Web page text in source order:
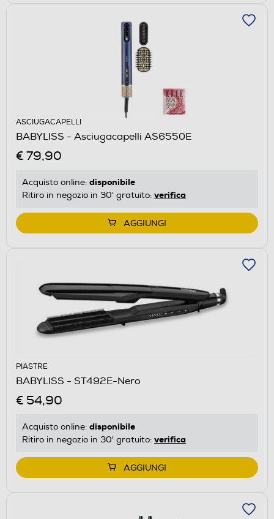
ASCIUGACAPELLI
BABYLISS - Asciugacapelli AS6550E
€ 79,90
Acquisto online: disponibile
Ritiro in negozio in 30' gratuito: verifica
AGGIUNGI
PIASTRE
BABYLISS - ST492E-Nero
€ 54,90
Acquisto online: disponibile
Ritiro in negozio in 30' gratuito: verifica
AGGIUNGI